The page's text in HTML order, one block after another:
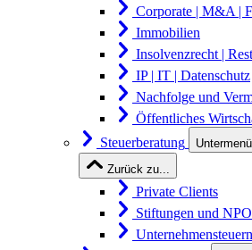
Corporate | M&A |
Immobilien
Insolvenzrecht |
IP | IT | Datenschutz
Nachfolge und
Öffentliches
Steuerberatung
Zurück zu...
Private Clients
Stiftungen und
Unternehmensteuern